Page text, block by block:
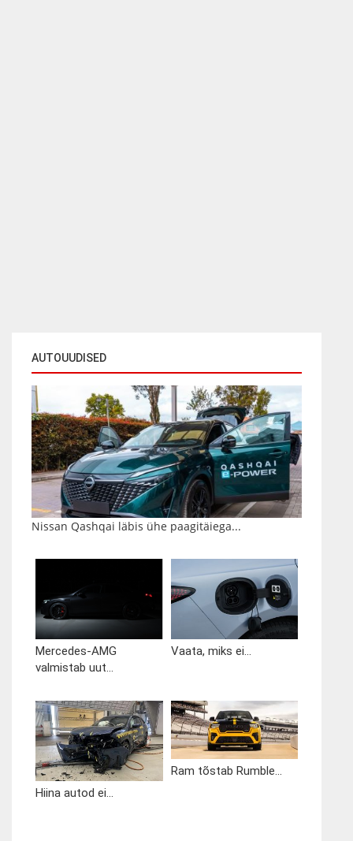
AUTOUUDISED
Nissan Qashqai läbis ühe paagitäiega...
Mercedes-AMG
valmistab uut...
Vaata, miks ei...
Hiina autod ei...
Ram tõstab Rumble...